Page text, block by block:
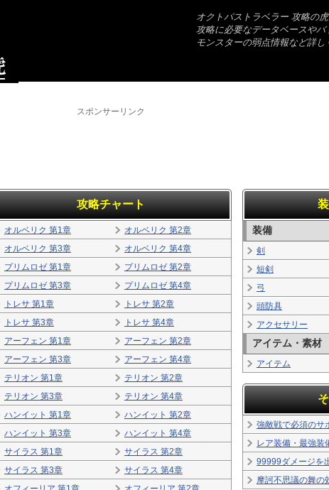
オクトパストラベラー 攻略の虎
攻略に必要なデータベースやバ
モンスターの弱点情報など詳し
スポンサーリンク
攻略チャート
オルベリク 第1章
オルベリク 第2章
オルベリク 第3章
オルベリク 第4章
プリムロゼ 第1章
プリムロゼ 第2章
プリムロゼ 第3章
プリムロゼ 第4章
トレサ 第1章
トレサ 第2章
トレサ 第3章
トレサ 第4章
アーフェン 第1章
アーフェン 第2章
アーフェン 第3章
アーフェン 第4章
テリオン 第1章
テリオン 第2章
テリオン 第3章
テリオン 第4章
ハンイット 第1章
ハンイット 第2章
ハンイット 第3章
ハンイット 第4章
サイラス 第1章
サイラス 第2章
サイラス 第3章
サイラス 第4章
装備
剣
短剣
弓
頭防具
アクセサリー
アイテム・素材
アイテム
強敵戦で必須のサ
レア装備・最強装
99999ダメージを
摩訶不思議の舞の